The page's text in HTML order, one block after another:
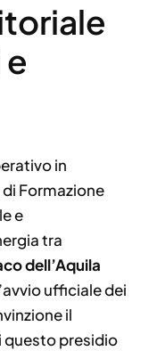
in
Formazione
e
tra
dell’Aquila
ufficiale dei
il
questo presidio